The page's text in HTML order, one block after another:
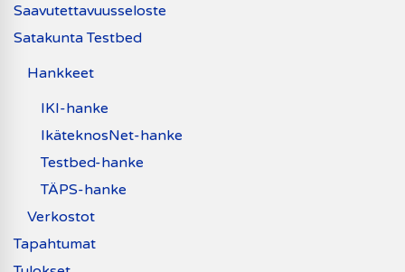
Saavutettavuusseloste
Satakunta Testbed
Hankkeet
IKI-hanke
IkäteknosNet-hanke
Testbed-hanke
TÄPS-hanke
Verkostot
Tapahtumat